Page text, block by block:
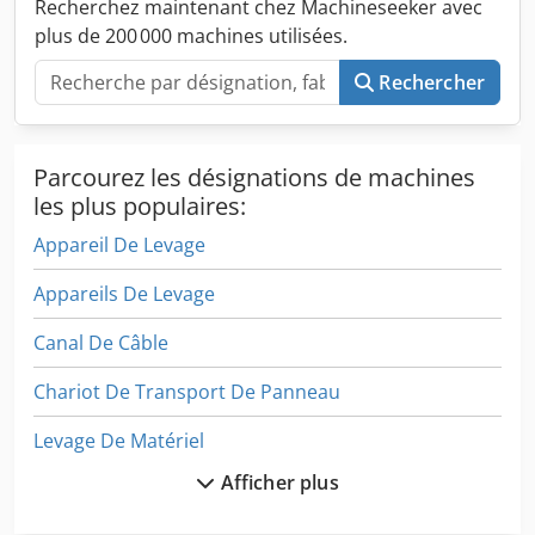
Recherchez maintenant chez Machineseeker avec
plus de 200 000 machines utilisées.
Rechercher
Parcourez les désignations de machines
les plus populaires:
Appareil De Levage
Appareils De Levage
Canal De Câble
Chariot De Transport De Panneau
Levage De Matériel
Machine De PalettisationAfficher plus